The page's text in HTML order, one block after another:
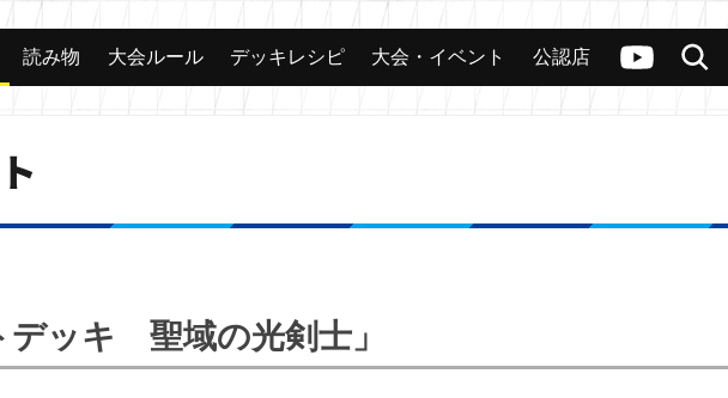
ヴァンガードch
検索
カード 大会 公認店舗 その他
読み物 大会ルール デッキレシピ 大会・イベント 公認店
デッキ 聖域の光剣士」